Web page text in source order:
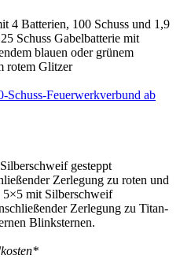
4 Batterien, 100 Schuss und 1,9
Schuss Gabelbatterie mit
blauen oder grünem
rotem Glitzer
gesteppt
Zerlegung zu roten und
5×5 mit Silberschweif
Zerlegung zu Titan-
Blinksternen.